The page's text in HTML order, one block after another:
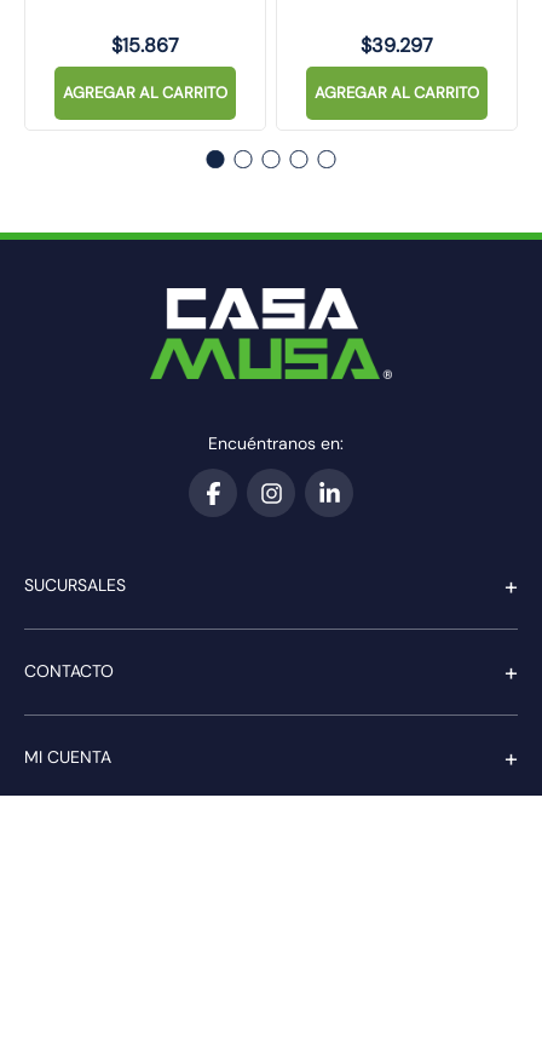
$15.867
AGREGAR AL CARRITO
$39.297
AGREGAR AL CARRITO
Encuéntranos en:
SUCURSALES +
CONTACTO +
MI CUENTA +